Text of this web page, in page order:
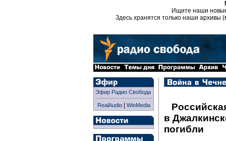
Ищите наши
Здесь хранятся только наши архивы
Эфир Радио Свобода
RealAudio| WinMedia
в
погибли